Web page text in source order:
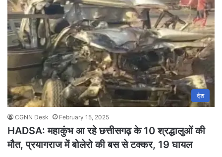
देश
CGNN Desk February 15, 2025
HADSA: महाकुंभ आ रहे छत्तीसगढ़ के 10 श्रद्धालुओं की
मौत, प्रयागराज में बोलेरो की बस से टक्कर, 19 घायल